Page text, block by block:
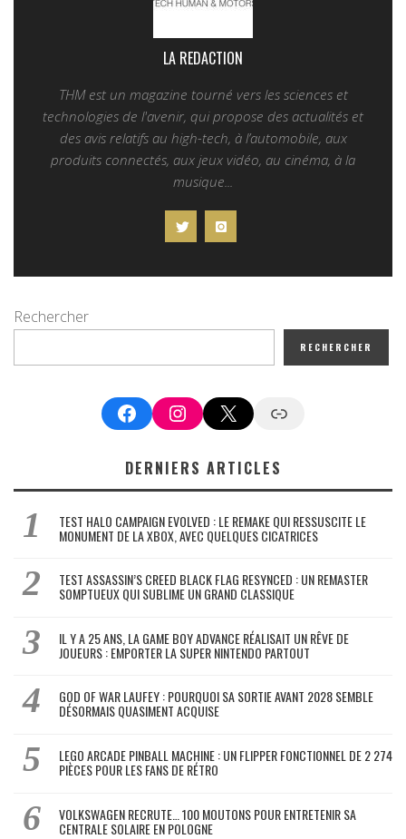
LA REDACTION
THM est un magazine tourné vers les sciences et
technologies de l'avenir, qui propose des actualités et
des avis relatifs au high-tech, à l’automobile, aux
produits connectés, aux jeux vidéo, au cinéma, à la
musique...
Rechercher
RECHERCHER
FacebookInstagram
X Google News
DERNIERS ARTICLES
TEST HALO CAMPAIGN EVOLVED : LE REMAKE QUI RESSUSCITE LE
MONUMENT DE LA XBOX, AVEC QUELQUES CICATRICES
TEST ASSASSIN’S CREED BLACK FLAG RESYNCED : UN REMASTER
SOMPTUEUX QUI SUBLIME UN GRAND CLASSIQUE
IL Y A 25 ANS, LA GAME BOY ADVANCE RÉALISAIT UN RÊVE DE
JOUEURS : EMPORTER LA SUPER NINTENDO PARTOUT
GOD OF WAR LAUFEY : POURQUOI SA SORTIE AVANT 2028 SEMBLE
DÉSORMAIS QUASIMENT ACQUISE
LEGO ARCADE PINBALL MACHINE : UN FLIPPER FONCTIONNEL DE 2 274
PIÈCES POUR LES FANS DE RÉTRO
VOLKSWAGEN RECRUTE… 100 MOUTONS POUR ENTRETENIR SA
CENTRALE SOLAIRE EN POLOGNE